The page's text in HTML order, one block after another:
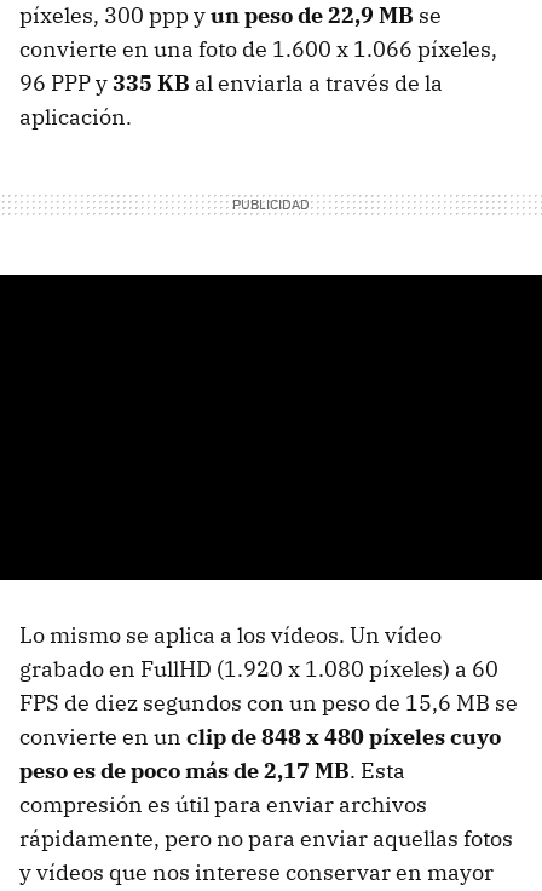
píxeles, 300 ppp yun peso de 22,9 MB se
convierte en una foto de 1.600 x 1.066 píxeles,
96 PPP y335 KB al enviarla a través de la
aplicación.
Lo mismo se aplica a los vídeos. Un vídeo
grabado en FullHD (1.920 x 1.080 píxeles) a 60
FPS de diez segundos con un peso de 15,6 MB se
convierte en un clip de 848 x 480 píxeles cuyo
peso es de poco más de 2,17 MB. Esta
compresión es útil para enviar archivos
rápidamente, pero no para enviar aquellas fotos
y vídeos que nos interese conservar en mayor